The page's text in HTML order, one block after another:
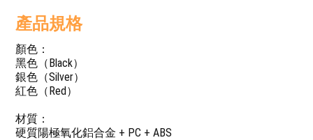
產品規格
顏色：
黑色（Black）
銀色（Silver）
紅色（Red）
材質：
硬質陽極氧化鋁合金 + PC + ABS